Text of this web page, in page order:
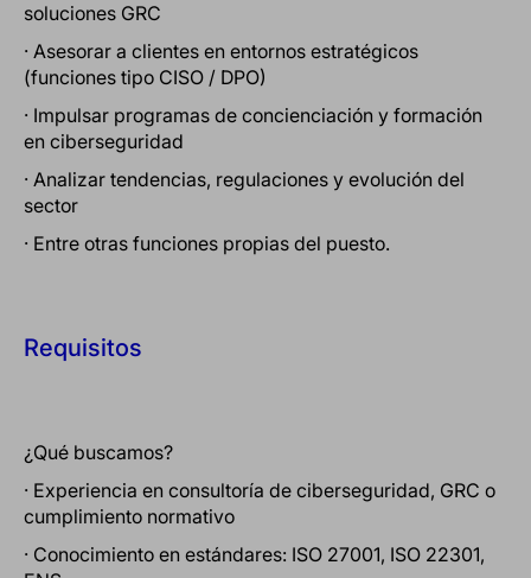
soluciones GRC
· Asesorar a clientes en entornos estratégicos
(funciones tipo CISO / DPO)
· Impulsar programas de concienciación y formación
en ciberseguridad
· Analizar tendencias, regulaciones y evolución del
sector
· Entre otras funciones propias del puesto.
Requisitos
¿Qué buscamos?
· Experiencia en consultoría de ciberseguridad, GRC o
cumplimiento normativo
· Conocimiento en estándares: ISO 27001, ISO 22301,